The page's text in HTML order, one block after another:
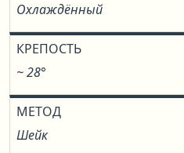
Охлаждённый
КРЕПОСТЬ
~ 28°
МЕТОД
Шейк